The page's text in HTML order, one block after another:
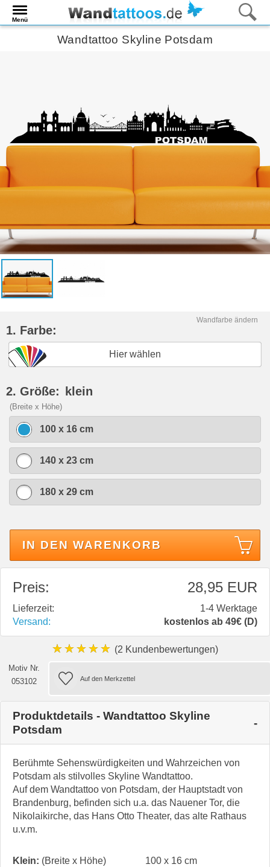
Menü
Wandtattoo Skyline Potsdam
Wandfarbe ändern
1. Farbe:
Hier wählen
2. Größe: klein
(Breite x Höhe)
100 x 16 cm
140 x 23 cm
180 x 29 cm
IN DEN WARENKORB
Preis: 28,95 EUR
Lieferzeit:
1-4 Werktage
Versand:
kostenlos ab 49€ (D)
★★★★★ (2 Kundenbewertungen)
Motiv Nr.
053102
Produktdetails - Wandtattoo Skyline
Potsdam
Berühmte Sehenswürdigkeiten und Wahrzeichen von
Potsdam als stilvolles Skyline Wandtattoo.
Auf dem Wandtattoo von Potsdam, der Hauptstadt von
Brandenburg, befinden sich u.a. das Nauener Tor, die
Nikolaikirche, das Hans Otto Theater, das alte Rathaus
u.v.m.
Klein: (Breite x Höhe)
100 x 16 cm